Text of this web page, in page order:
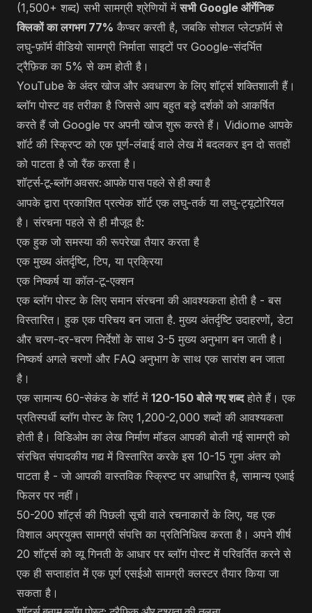
(1,500+ शब्द) सभी सामग्री श्रेणियों मेंसभी Google ऑर्गेनिक
क्लिकों का लगभग 77% कैप्चर करती है, जबकि सोशल प्लेटफ़ॉर्म से
लघु-फ़ॉर्म वीडियो सामग्री निर्माता साइटों पर Google-संदर्भित
ट्रैफ़िक का 5% से कम होती है।
YouTube के अंदर खोज और अवधारण के लिए शॉर्ट्स शक्तिशाली हैं।
ब्लॉग पोस्ट वह तरीका है जिससे आप बहुत बड़े दर्शकों को आकर्षित
करते हैं जो Google पर अपनी खोज शुरू करते हैं। Vidiome आपके
शॉर्ट की स्क्रिप्ट को एक पूर्ण-लंबाई वाले लेख में बदलकर इन दो सतहों
को पाटता है जो रैंक करता है।
शॉर्ट्स-टू-ब्लॉग अवसर: आपके पास पहले से ही क्या है
आपके द्वारा प्रकाशित प्रत्येक शॉर्ट एक लघु-तर्क या लघु-ट्यूटोरियल
है। संरचना पहले से ही मौजूद है:
एक हुक जो समस्या की रूपरेखा तैयार करता है
एक मुख्य अंतर्दृष्टि, टिप, या प्रक्रिया
एक निष्कर्ष या कॉल-टू-एक्शन
एक ब्लॉग पोस्ट के लिए समान संरचना की आवश्यकता होती है - बस
विस्तारित। हुक एक परिचय बन जाता है. मुख्य अंतर्दृष्टि उदाहरणों, डेटा
और चरण-दर-चरण निर्देशों के साथ 3-5 मुख्य अनुभाग बन जाती है।
निष्कर्ष अगले चरणों और FAQ अनुभाग के साथ एक सारांश बन जाता
है।
एक सामान्य 60-सेकंड के शॉर्ट में 120-150 बोले गए शब्दहोते हैं। एक
प्रतिस्पर्धी ब्लॉग पोस्ट के लिए 1,200-2,000 शब्दों की आवश्यकता
होती है। विडिओम का लेख निर्माण मॉडल आपकी बोली गई सामग्री को
संरचित संपादकीय गद्य में विस्तारित करके इस 10-15 गुना अंतर को
पाटता है - जो आपकी वास्तविक स्क्रिप्ट पर आधारित है, सामान्य एआई
फिलर पर नहीं।
50-200 शॉर्ट्स की पिछली सूची वाले रचनाकारों के लिए, यह एक
विशाल अप्रयुक्त सामग्री संपत्ति का प्रतिनिधित्व करता है। अपने शीर्ष
20 शॉर्ट्स को व्यू गिनती के आधार पर ब्लॉग पोस्ट में परिवर्तित करने से
एक ही सप्ताहांत में एक पूर्ण एसईओ सामग्री क्लस्टर तैयार किया जा
सकता है।